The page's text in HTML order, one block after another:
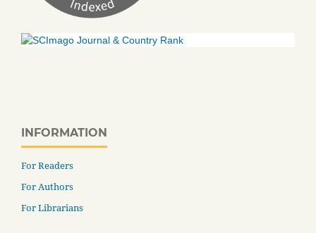
INFORMATION
For Readers
For Authors
For Librarians